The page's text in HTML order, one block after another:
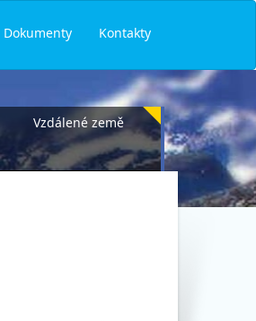
Kontakty
Dokumenty
Vzdálené země